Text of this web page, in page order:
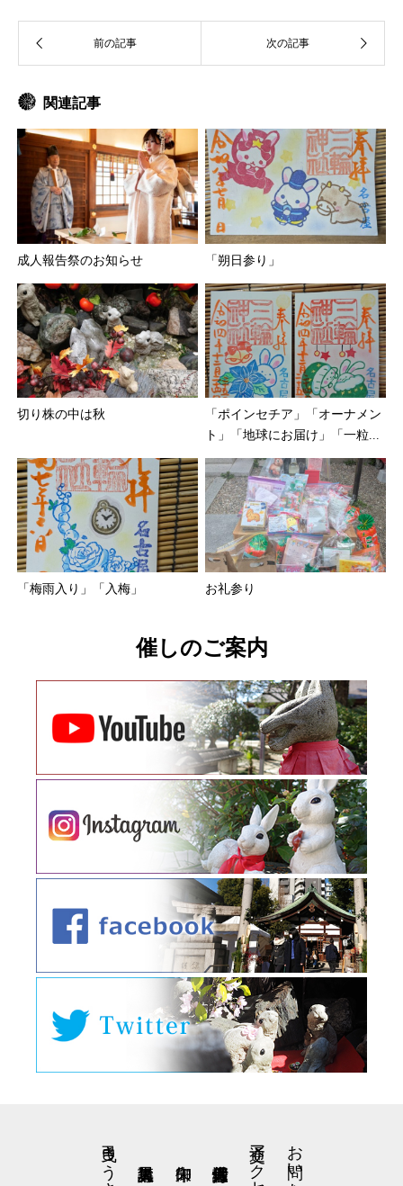
関連記事
成人報告祭のお知らせ 「朔日参り」
切り株の中は秋
「ポインセチア」「オーナメン
ト」「地球にお届け」「一粒...
「梅雨入り」「入梅」 お礼参り
催しのご案内
交通アクセス